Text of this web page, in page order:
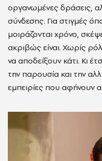
οργανωμένες δράσεις,
σύνδεσης. Για στιγμές
μοιράζονται χρόνο,
ακριβώς είναι. Χωρίς
να αποδείξουν κάτι. Κι
την παρουσία και την
εμπειρίες που αφήνουν